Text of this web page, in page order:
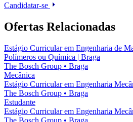
Candidatar-se
Ofertas Relacionadas
Estágio Curricular em Engenharia de
Polímeros ou Química | Braga
The Bosch Group • Braga
Mecânica
Estágio Curricular em Engenharia
The Bosch Group • Braga
Estudante
Estágio Curricular em Engenharia
The Bosch Group • Braga